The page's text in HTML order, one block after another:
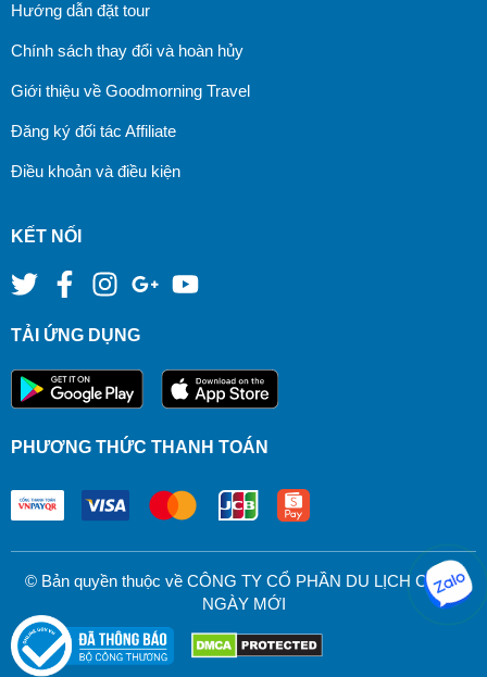
Hướng dẫn đặt tour
Chính sách thay đổi và hoàn hủy
Giới thiệu về Goodmorning Travel
Đăng ký đối tác Affiliate
Điều khoản và điều kiện
KẾT NỐI
TẢI ỨNG DỤNG
PHƯƠNG THỨC THANH TOÁN
© Bản quyền thuộc về CÔNG TY CỔ PHẦN DU LỊCH CHÀO
NGÀY MỚI